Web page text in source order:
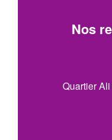
Nos
Quartier